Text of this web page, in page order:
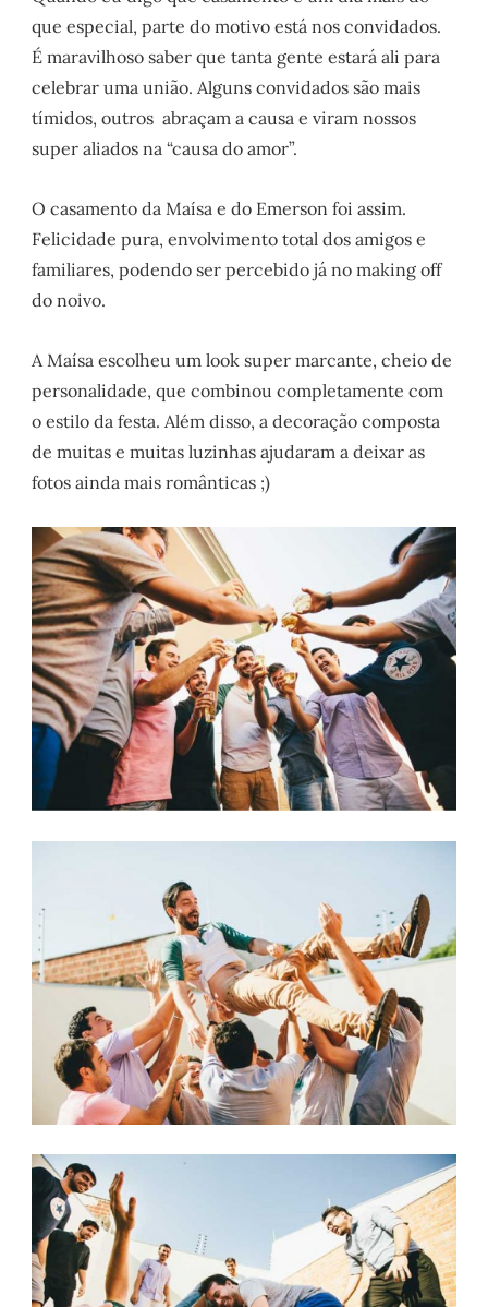
que especial, parte do motivo está nos convidados.
É maravilhoso saber que tanta gente estará ali para
celebrar uma união. Alguns convidados são mais
tímidos, outros abraçam a causa e viram nossos
super aliados na “causa do amor”.
O casamento da Maísa e do Emerson foi assim.
Felicidade pura, envolvimento total dos amigos e
familiares, podendo ser percebido já no making off
do noivo.
A Maísa escolheu um look super marcante, cheio de
personalidade, que combinou completamente com
o estilo da festa. Além disso, a decoração composta
de muitas e muitas luzinhas ajudaram a deixar as
fotos ainda mais românticas ;)